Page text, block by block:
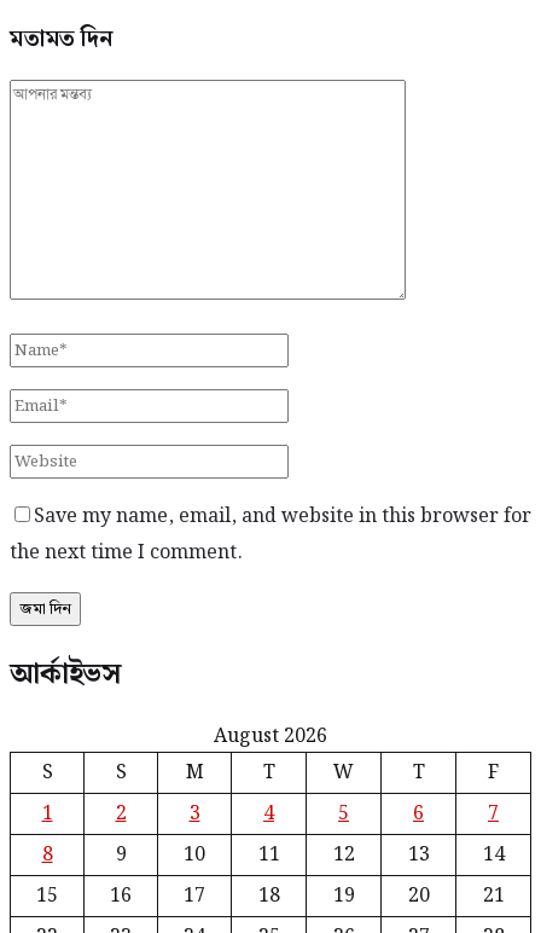
মতামত দিন
Save my name, email, and website in this browser for
the next time I comment.
আর্কাইভস
August 2026
S
S M T W T
F
1
2 3 4 5 6
7
8
9 10 11 12 13
14
15
16 17 18 19 20
21